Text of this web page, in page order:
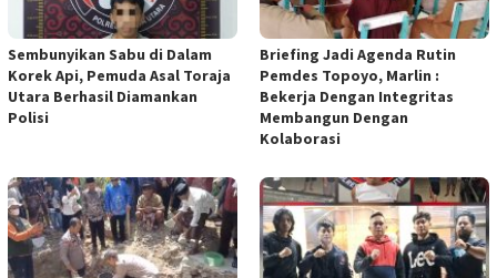
Sembunyikan Sabu di Dalam
Korek Api, Pemuda Asal Toraja
Utara Berhasil Diamankan
Polisi
Briefing Jadi Agenda Rutin
Pemdes Topoyo, Marlin :
Bekerja Dengan Integritas
Membangun Dengan
Kolaborasi